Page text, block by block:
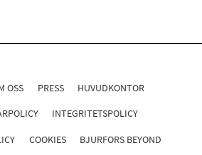
OSS PRESS HUVUDKONTOR
INTEGRITETSPOLICY
COOKIES BJURFORS BEYOND